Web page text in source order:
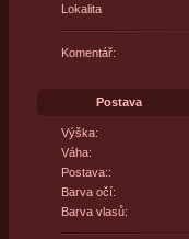
Lokalita
Komentář:
Postava
Výška:
Váha:
Postava::
Barva očí:
Barva vlasů: